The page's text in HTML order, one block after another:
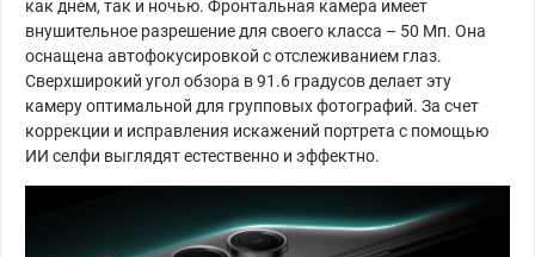
как днем, так и ночью. Фронтальная камера имеет
внушительное разрешение для своего класса – 50 Мп. Она
оснащена автофокусировкой с отслеживанием глаз.
Сверхширокий угол обзора в 91.6 градусов делает эту
камеру оптимальной для групповых фотографий. За счет
коррекции и исправления искажений портрета с помощью
ИИ селфи выглядят естественно и эффектно.